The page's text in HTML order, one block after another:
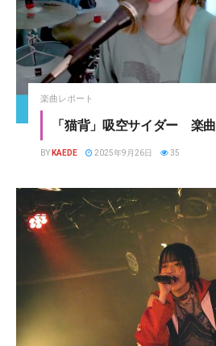
楽曲レポート
「猫背」吸空サイダー 楽
BY KAEDE 2025年9月26日 35